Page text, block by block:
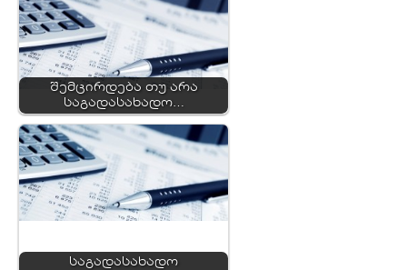
შემცირდება თუ არა
საგადასახადო…
საგადასახადო